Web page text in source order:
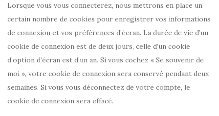
Lorsque vous vous connecterez, nous mettrons en place un
certain nombre de cookies pour enregistrer vos informations
de connexion et vos préférences d’écran. La durée de vie d’un
cookie de connexion est de deux jours, celle d’un cookie
d’option d’écran est d’un an. Si vous cochez « Se souvenir de
moi », votre cookie de connexion sera conservé pendant deux
semaines. Si vous vous déconnectez de votre compte, le
cookie de connexion sera effacé.